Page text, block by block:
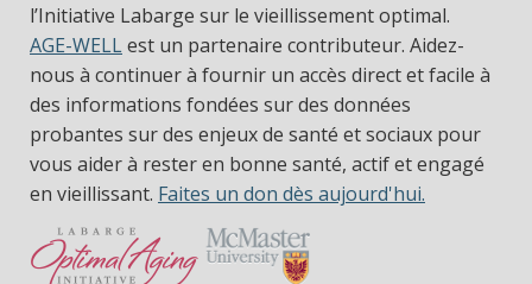
l’Initiative Labarge sur le vieillissement optimal.
AGE-WELLest un partenaire contributeur. Aidez-
nous à continuer à fournir un accès direct et facile à
des informations fondées sur des données
probantes sur des enjeux de santé et sociaux pour
vous aider à rester en bonne santé, actif et engagé
en vieillissant. Faites un don dès aujourd'hui.